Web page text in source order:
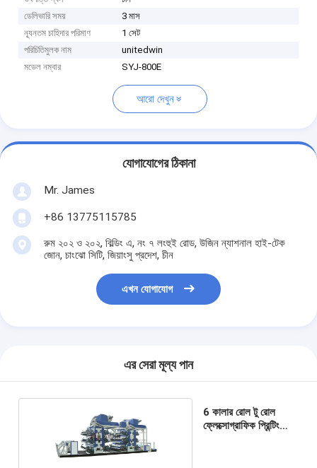
ডেলিভারি সময়
3 মাস
ন্যূনতম চাহিদার পরিমাণ
1 সেট
পরিচিতিমুলক নাম
unitedwin
মডেল নম্বার
SYJ-800E
আরো দেখুন
যোগাযোগের ঠিকানা
Mr. James
+86 13775115785
রুম ২০২ ও ২০২, বিল্ডিং এ, নং ৭ লংহুই রোড, উজিন ন্যাশনাল হাই-টেক
জোন, চাংঝো সিটি, জিয়াংসু প্রদেশ, চীন
এখন যোগাযোগ
এর সেরা মূল্য পান
6 কালার রোল টু রোল
ফ্লেক্সোগ্রাফিক প্রিন্টিং